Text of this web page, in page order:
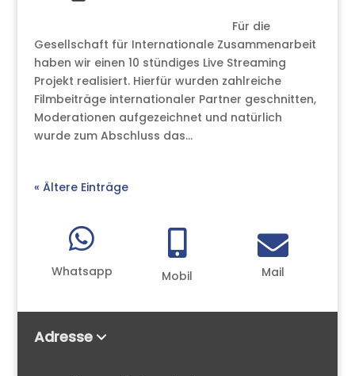
Für die
Gesellschaft für Internationale Zusammenarbeit
haben wir einen 10 stündiges Live Streaming
Projekt realisiert. Hierfür wurden zahlreiche
Filmbeiträge internationaler Partner geschnitten,
Moderationen aufgezeichnet und natürlich
wurde zum Abschluss das...
« Ältere Einträge

Whatsapp

Mobil

Mail
Adresse